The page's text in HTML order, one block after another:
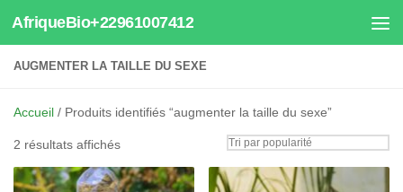
Au dessous du contenu
AfriqueBio+22961007412
AUGMENTER LA TAILLE DU SEXE
Accueil / Produits identifiés “augmenter la taille du sexe”
2 résultats affichésTrié
popularité